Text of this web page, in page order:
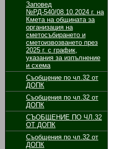
Заповед
№РД-540/08.10.2024 г. на
Кмета на общината за
организация на
сметосъбирането и
сметоизвозването през
2025 г. с график,
указания за изпълнение
и схема
Съобщение по чл.32 от
ДОПК
Съобщения по чл.32 от
ДОПК
СЪОБЩЕНИЕ ПО ЧЛ.32
ОТ ДОПК
Съобщения по чл.32 от
ДОПК